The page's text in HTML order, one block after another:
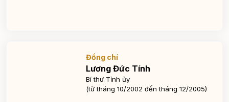
Đồng chí
Lương Đức Tính
Bí thư Tỉnh ủy
(từ tháng 10/2002 đến tháng 12/2005)